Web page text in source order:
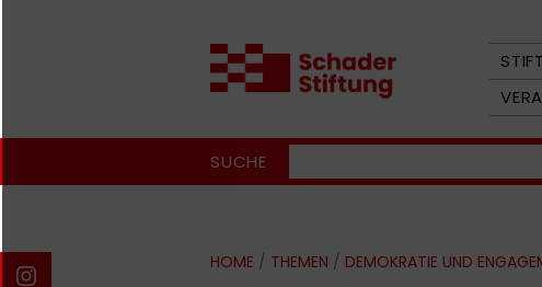
SUCHE
HOME / THEMEN / DEMOKRATIE UND